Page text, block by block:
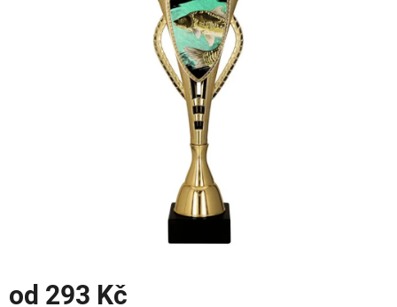
od 293 Kč